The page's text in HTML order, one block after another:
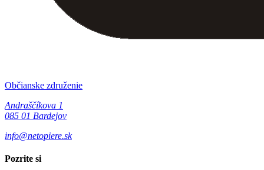
Občianske združenie
Andraščíkova 1
085 01 Bardejov
info@netopiere.sk
Pozrite si